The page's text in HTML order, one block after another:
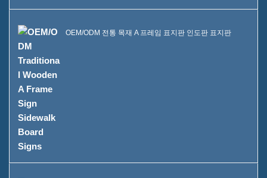
OEM/ODM 전통 목재 A 프레임 표지판 인도판 표지판